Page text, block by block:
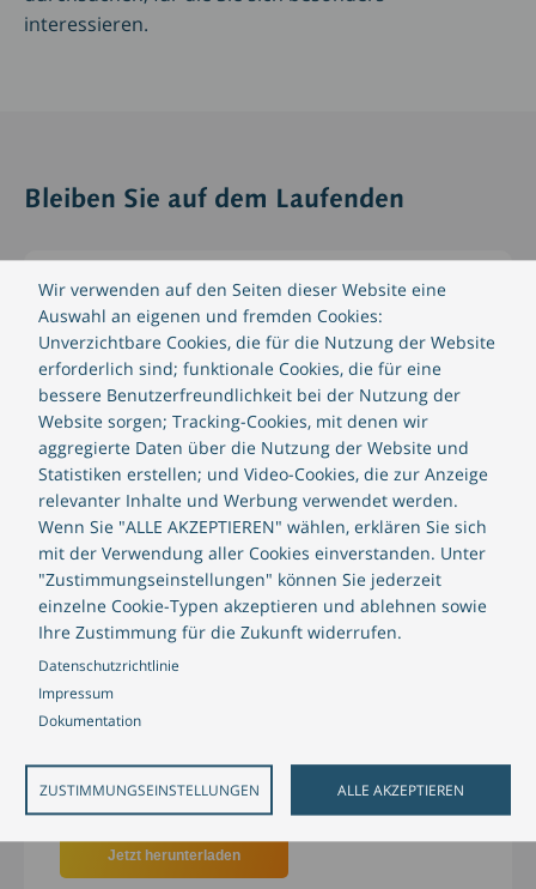
Wir verwenden auf den Seiten dieser Website eine
Auswahl an eigenen und fremden Cookies:
Unverzichtbare Cookies, die für die Nutzung der Website
erforderlich sind; funktionale Cookies, die für eine
bessere Benutzerfreundlichkeit bei der Nutzung der
Website sorgen; Tracking-Cookies, mit denen wir
aggregierte Daten über die Nutzung der Website und
Statistiken erstellen; und Video-Cookies, die zur Anzeige
relevanter Inhalte und Werbung verwendet werden.
Wenn Sie "ALLE AKZEPTIEREN" wählen, erklären Sie sich
mit der Verwendung aller Cookies einverstanden. Unter
"Zustimmungseinstellungen" können Sie jederzeit
einzelne Cookie-Typen akzeptieren und ablehnen sowie
Ihre Zustimmung für die Zukunft widerrufen.
Datenschutzrichtlinie
Impressum
Dokumentation
ZUSTIMMUNGSEINSTELLUNGEN ALLE AKZEPTIEREN
interessieren.
Bleiben Sie auf dem Laufenden
Blog
In unseren Blogbeiträgen finden Sie
Expertenmeinungen, Kommentare und Ratschläge
rund um die FinTech und mit ihr in Verbindung
stehenden Themenbereichen.
Weiterlesen
CREALOGIX Insights
Unser regelmässiges Insights-Magazin gibt einen
Entwicklungen und Gesprächsthemen des
Bankings und des Wealth Managements.
Jetzt herunterladen